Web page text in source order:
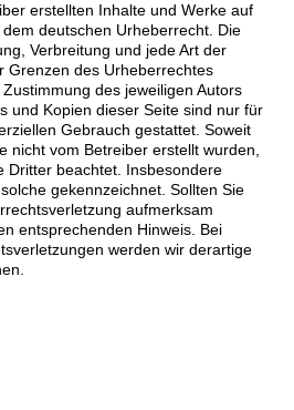
erstellten Inhalte und Werke auf
deutschen Urheberrecht. Die
Verbreitung und jede Art der
Grenzen des Urheberrechtes
des jeweiligen Autors
und Kopien dieser Seite sind nur für
Gebrauch gestattet. Soweit
nicht vom Betreiber erstellt wurden,
Dritter beachtet. Insbesondere
gekennzeichnet. Sollten Sie
aufmerksam
entsprechenden Hinweis. Bei
werden wir derartige